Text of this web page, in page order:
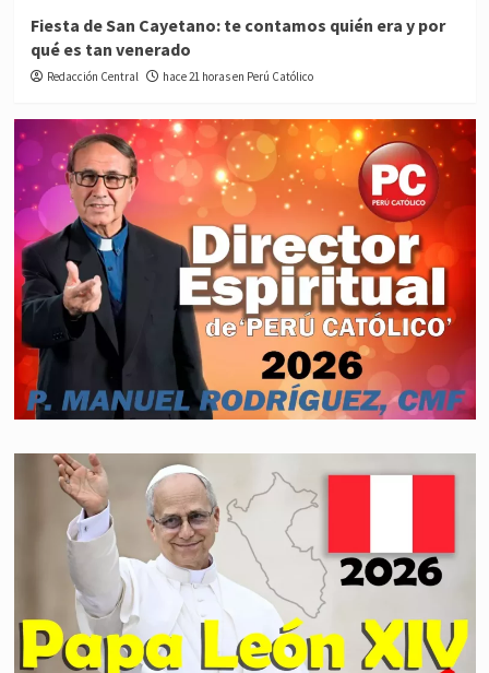
Fiesta de San Cayetano: te contamos quién era y por
qué es tan venerado
Redacción Central hace 21 horas en Perú Católico